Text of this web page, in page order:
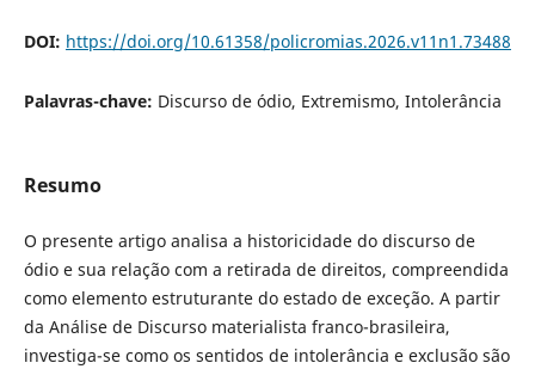
DOI: https://doi.org/10.61358/policromias.2026.v11n1.73488
Palavras-chave: Discurso de ódio, Extremismo, Intolerância
Resumo
O presente artigo analisa a historicidade do discurso de
ódio e sua relação com a retirada de direitos, compreendida
como elemento estruturante do estado de exceção. A partir
da Análise de Discurso materialista franco-brasileira,
investiga-se como os sentidos de intolerância e exclusão são